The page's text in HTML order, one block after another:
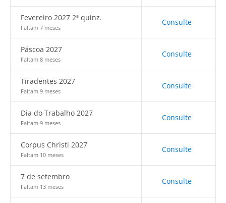
Fevereiro 2027 2ª quinz.
Faltam 7 meses
Consulte
Páscoa 2027
Faltam 8 meses
Consulte
Tiradentes 2027
Faltam 9 meses
Consulte
Dia do Trabalho 2027
Faltam 9 meses
Consulte
Corpus Christi 2027
Faltam 10 meses
Consulte
7 de setembro
Faltam 13 meses
Consulte